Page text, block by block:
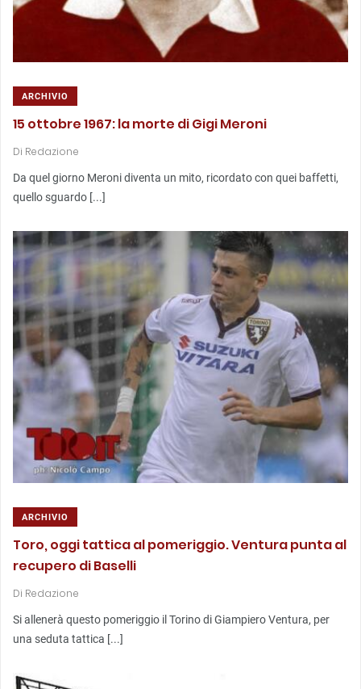
ARCHIVIO
15 ottobre 1967: la morte di Gigi Meroni
Di Redazione
Da quel giorno Meroni diventa un mito, ricordato con quei baffetti,
quello sguardo [...]
ARCHIVIO
Toro, oggi tattica al pomeriggio. Ventura punta al
recupero di Baselli
Di Redazione
Si allenerà questo pomeriggio il Torino di Giampiero Ventura, per
una seduta tattica [...]